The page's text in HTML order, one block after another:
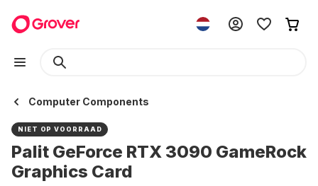
Computer Components
NIET OP VOORRAAD
Palit GeForce RTX 3090 GameRock
Graphics Card